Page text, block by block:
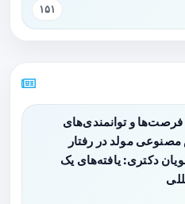
۱۵۱
و توانمندی‌های
مولد در رفتار
دکتری: یافته‌های یک